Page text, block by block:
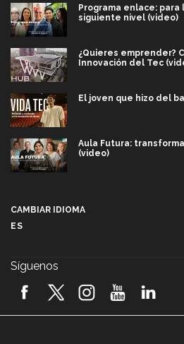
Programa enlace:
siguiente nivel (video)
¿Quieres emprender?
Innovación del Tec
El joven que hizo del
Aula Futura:
(video)
2026! (video)
CAMBIAR IDIOMA
ES
Síguenos